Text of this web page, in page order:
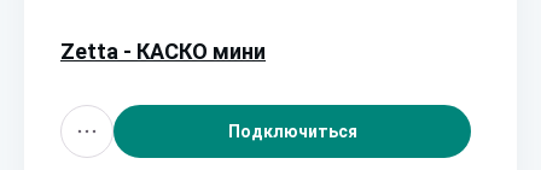
Zetta - КАСКО мини
Подключиться